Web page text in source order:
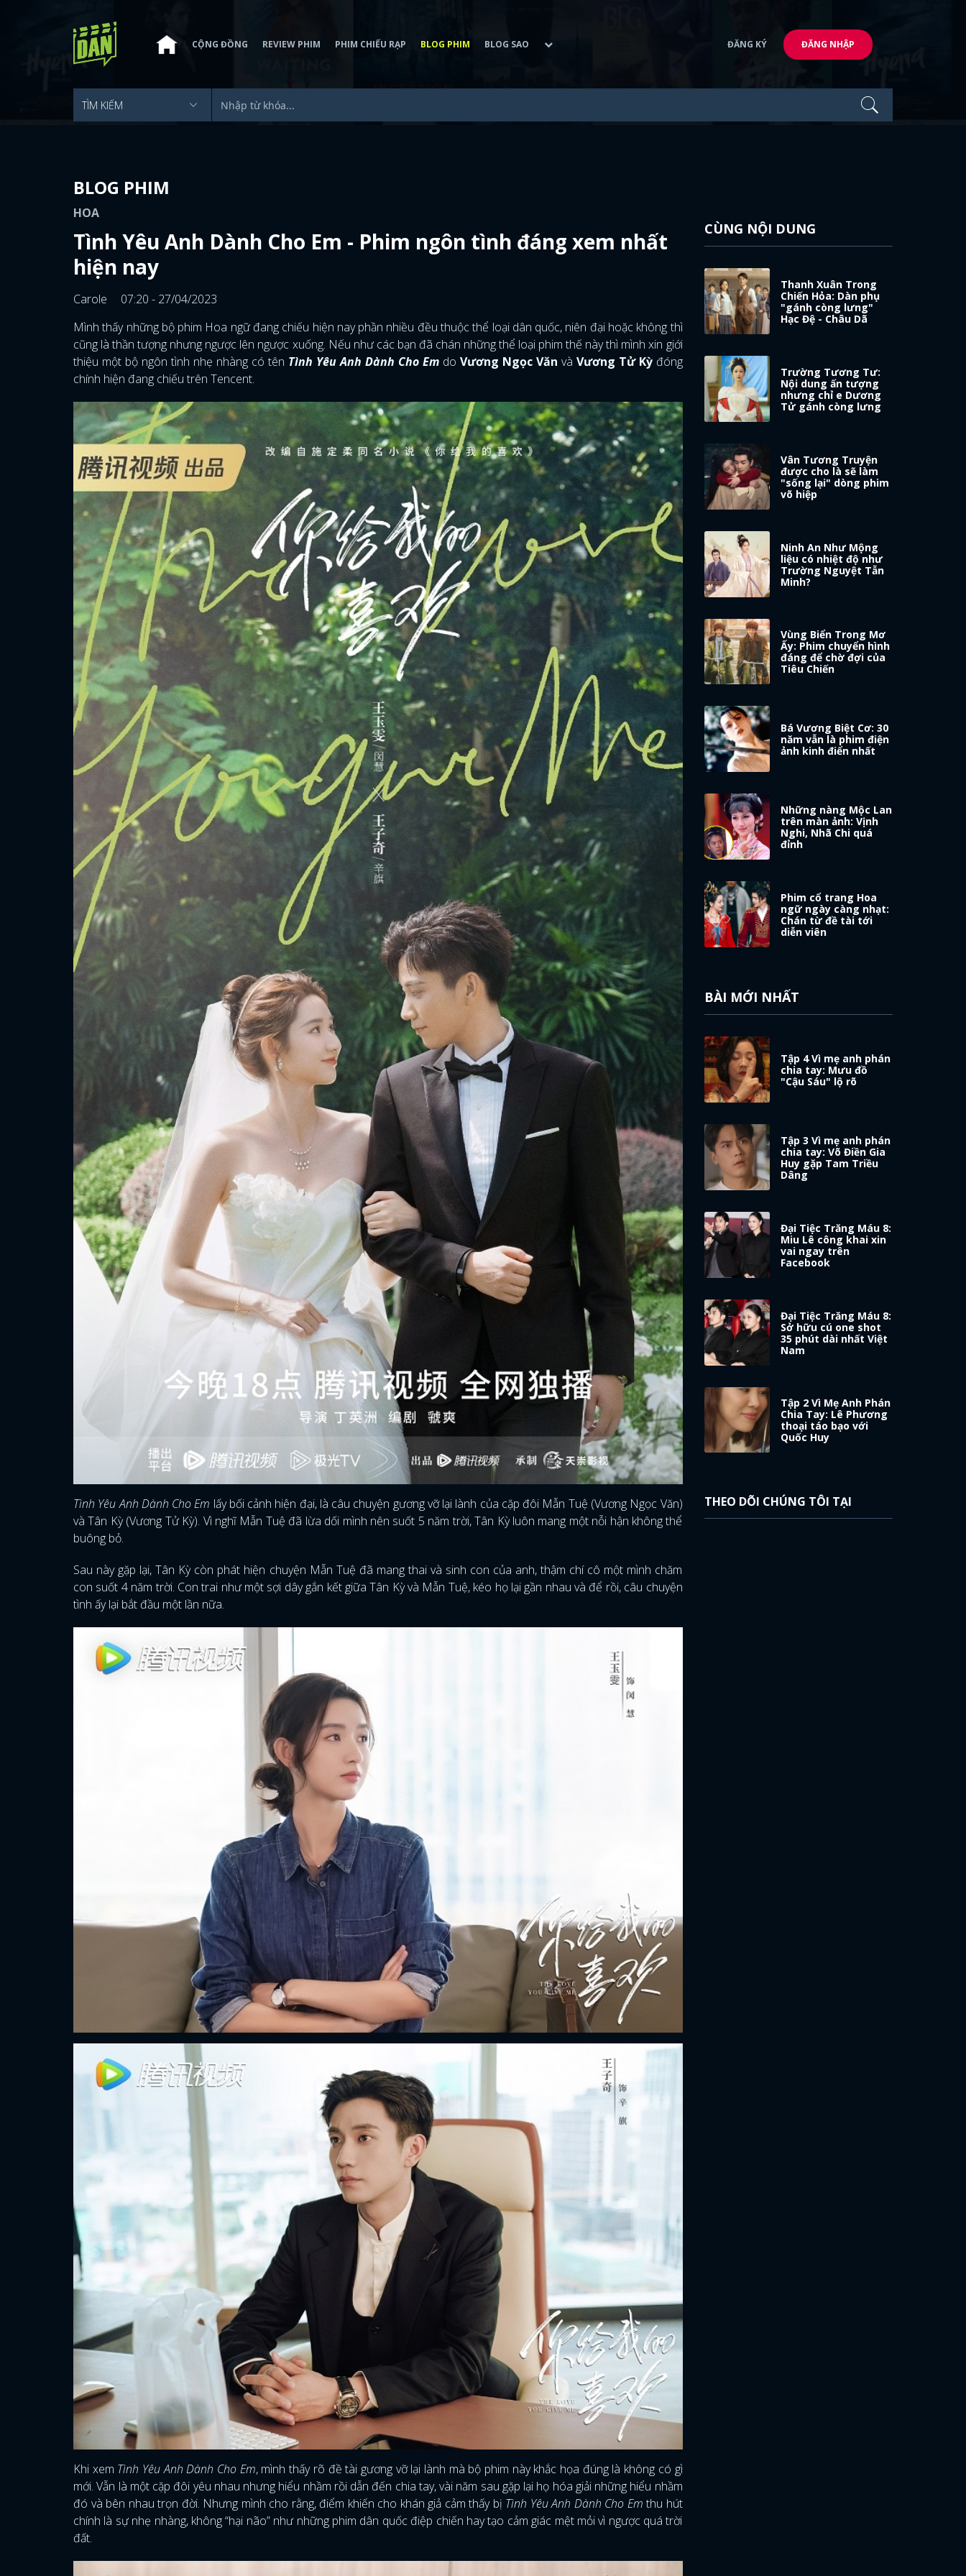
ĐĂNG NHẬP
CỘNG ĐỒNG REVIEW PHIM PHIM CHIẾU RẠP BLOG PHIM BLOG SAO ĐĂNG KÝ ĐĂNG NHẬP
BLOG PHIM
HOA
Tình Yêu Anh Dành Cho Em - Phim ngôn tình đáng xem nhất
hiện nay
Carole
07:20 - 27/04/2023
Mình thấy những bộ phim Hoa ngữ đang chiếu hiện nay phần nhiều đều thuộc thể loại dân quốc, niên đại hoặc không thì
cũng là thần tượng nhưng ngược lên ngược xuống. Nếu như các bạn đã chán những thể loại phim thế này thì mình xin giới
thiệu một bộ ngôn tình nhẹ nhàng có tên Tình Yêu Anh Dành Cho Em do Vương Ngọc Văn và Vương Tử Kỳ đóng
chính hiện đang chiếu trên Tencent.
Tình Yêu Anh Dành Cho Em lấy bối cảnh hiện đại, là câu chuyện gương vỡ lại lành của cặp đôi Mẫn Tuệ (Vương Ngọc Văn)
và Tân Kỳ (Vương Tử Kỳ). Vì nghĩ Mẫn Tuệ đã lừa dối mình nên suốt 5 năm trời, Tân Kỳ luôn mang một nỗi hận không thể
buông bỏ.
Sau này gặp lại, Tân Kỳ còn phát hiện chuyện Mẫn Tuệ đã mang thai và sinh con của anh, thậm chí cô một mình chăm
con suốt 4 năm trời. Con trai như một sợi dây gắn kết giữa Tân Kỳ và Mẫn Tuệ, kéo họ lại gần nhau và để rồi, câu chuyện
tình ấy lại bắt đầu một lần nữa.
Khi xem Tình Yêu Anh Dành Cho Em, mình thấy rõ đề tài gương vỡ lại lành mà bộ phim này khắc họa đúng là không có gì
mới. Vẫn là một cặp đôi yêu nhau nhưng hiểu nhầm rồi dẫn đến chia tay, vài năm sau gặp lại họ hóa giải những hiểu nhầm
đó và bên nhau trọn đời. Nhưng mình cho rằng, điểm khiến cho khán giả cảm thấy bị Tình Yêu Anh Dành Cho Em thu hút
chính là sự nhẹ nhàng, không “hại não” như những phim dân quốc điệp chiến hay tạo cảm giác mệt mỏi vì ngược quá trời
đất.
CÙNG NỘI DUNG
Thanh Xuân Trong
Chiến Hỏa: Dàn phụ
"gánh còng lưng"
Hạc Đệ - Châu Dã
Trường Tương Tư:
Nội dung ấn tượng
nhưng chỉ e Dương
Tử gánh còng lưng
Vân Tương Truyện
được cho là sẽ làm
"sống lại" dòng phim
võ hiệp
Ninh An Như Mộng
liệu có nhiệt độ như
Trường Nguyệt Tẫn
Minh?
Vùng Biển Trong Mơ
Ấy: Phim chuyển hình
đáng để chờ đợi của
Tiêu Chiến
Bá Vương Biệt Cơ: 30
năm vẫn là phim điện
ảnh kinh điển nhất
Những nàng Mộc Lan
trên màn ảnh: Vịnh
Nghi, Nhã Chi quá
đỉnh
Phim cổ trang Hoa
ngữ ngày càng nhạt:
Chán từ đề tài tới
diễn viên
BÀI MỚI NHẤT
Tập 4 Vì mẹ anh phán
chia tay: Mưu đồ
"Cậu Sáu" lộ rõ
Tập 3 Vì mẹ anh phán
chia tay: Võ Điền Gia
Huy gặp Tam Triều
Dâng
Đại Tiệc Trăng Máu 8:
Miu Lê công khai xin
vai ngay trên
Facebook
Đại Tiệc Trăng Máu 8:
Sở hữu cú one shot
35 phút dài nhất Việt
Nam
Tập 2 Vì Mẹ Anh Phán
Chia Tay: Lê Phương
thoại táo bạo với
Quốc Huy
THEO DÕI CHÚNG TÔI TẠI